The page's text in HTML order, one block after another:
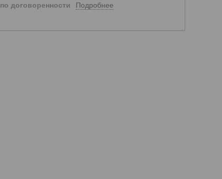
по договоренности Подробнее